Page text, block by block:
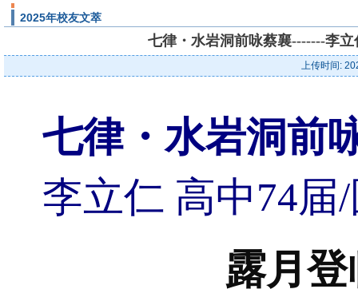
2025年校友文萃
七律・水岩洞前咏蔡襄-------李
上传时间:
七律・水岩洞前
李立仁 高中74届
露月